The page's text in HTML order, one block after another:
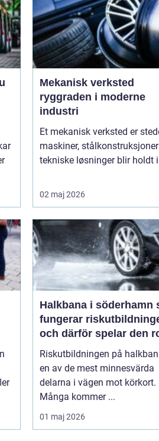
Mekanisk verksted
ryggraden i moderne
industri
Et mekanisk verksted er
maskiner,
tekniske løsninger blir holdt
02 maj 2026
Halkbana i söderhamn så
fungerar
och därför spelar den
Riskutbildningen på
en av de mest minnesvärda
delarna i vägen mot körkort.
Många kommer ...
01 maj 2026